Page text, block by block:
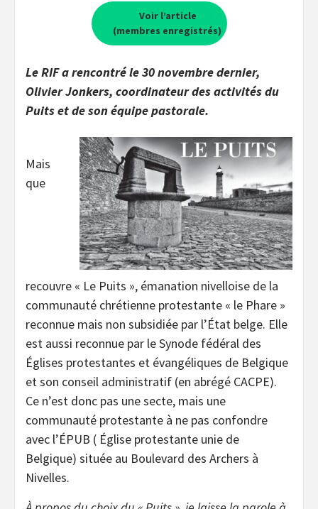
Voir l’article
(membres enregistrés)
Le RIF a rencontré le 30 novembre dernier,
Olivier Jonkers, coordinateur des activités du
Puits et de son équipe pastorale.
Mais
que
recouvre « Le Puits », émanation nivelloise de la
communauté chrétienne protestante « le Phare »
reconnue mais non subsidiée par l’État belge. Elle
est aussi reconnue par le Synode fédéral des
Églises protestantes et évangéliques de Belgique
et son conseil administratif (en abrégé CACPE).
Ce n’est donc pas une secte, mais une
communauté protestante à ne pas confondre
avec l’ÉPUB ( Église protestante unie de
Belgique) située au Boulevard des Archers à
Nivelles.